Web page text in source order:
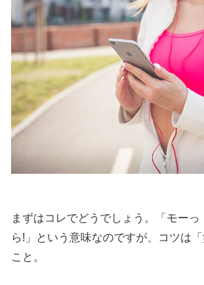
まずはコレでどうでしょう。「モー
ら!」という意味なのですが、コツは
こと。